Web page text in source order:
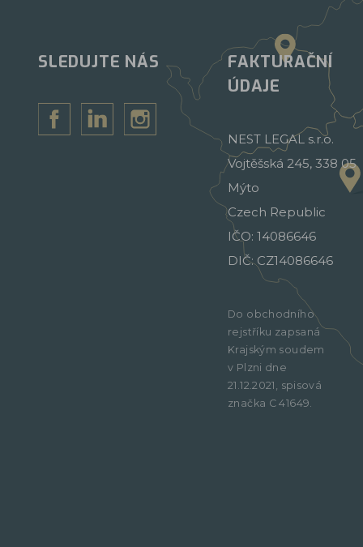
SLEDUJTE NÁS
FAKTURAČNÍ
ÚDAJE
NEST LEGAL s.r.o.
Vojtěšská 245, 338 05
Mýto
Czech Republic
IČO: 14086646
DIČ: CZ14086646
Do obchodního
rejstříku zapsaná
Krajským soudem
v Plzni dne
21.12.2021, spisová
značka C 41649.